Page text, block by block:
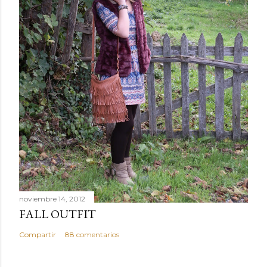
noviembre 14, 2012
FALL OUTFIT
Compartir 88 comentarios